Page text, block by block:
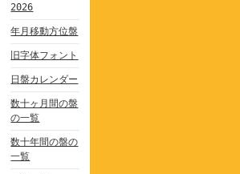
2026
年月移動方位盤
旧字体フォント
日盤カレンダー
数十ヶ月間の盤
の一覧
数十年間の盤の
一覧